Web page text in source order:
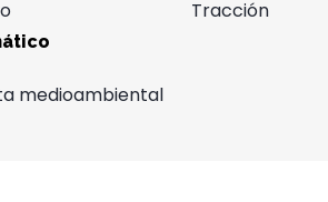
Tracción
medioambiental